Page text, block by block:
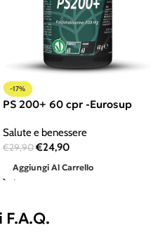
-17%
PS 200+ 60 cpr -Eurosup
Salute e benessere
€29,90€24,90
Aggiungi Al Carrello